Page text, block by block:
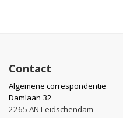
Contact
Algemene correspondentie
Damlaan 32
2265 AN Leidschendam